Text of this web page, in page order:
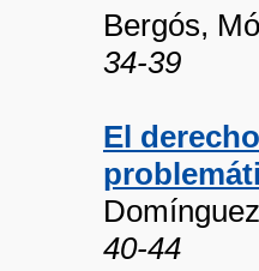
Bergós,
34-39
El
40-44